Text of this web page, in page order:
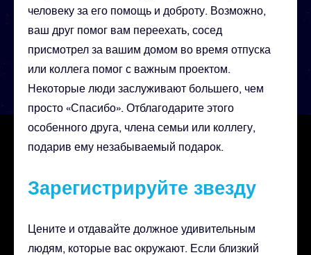
человеку за его помощь и доброту. Возможно,
ваш друг помог вам переехать, сосед
присмотрел за вашим домом во время отпуска
или коллега помог с важным проектом.
Некоторые люди заслуживают большего, чем
просто «Спасибо». Отблагодарите этого
особенного друга, члена семьи или коллегу,
подарив ему незабываемый подарок.
Зарегистрируйте звезду
Цените и отдавайте должное удивительным
людям, которые вас окружают. Если близкий